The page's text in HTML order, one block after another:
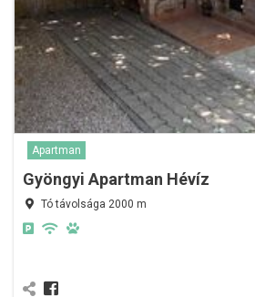
Apartman
Gyöngyi Apartman Hévíz
Tó távolsága 2000 m